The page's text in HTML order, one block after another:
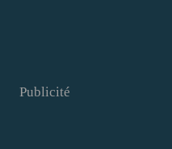
Publicité